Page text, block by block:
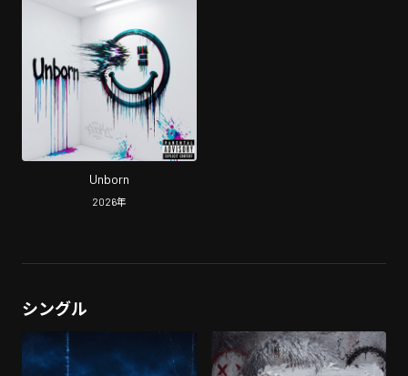
Unborn
2026年
シングル